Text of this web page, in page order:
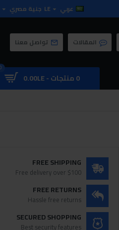
عربي LE جنية مصري
المقالات تواصل معنا
0 منتجات - 0.00LE
FREE SHIPPING
Free delivery over $100
FREE RETURNS
Hassle free returns
SECURED SHOPPING
Best security features